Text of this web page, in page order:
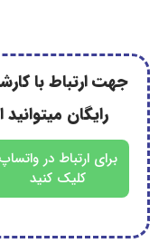
با کارشناس
میتوانید از راه های
در واتساپ
کلیک کنید